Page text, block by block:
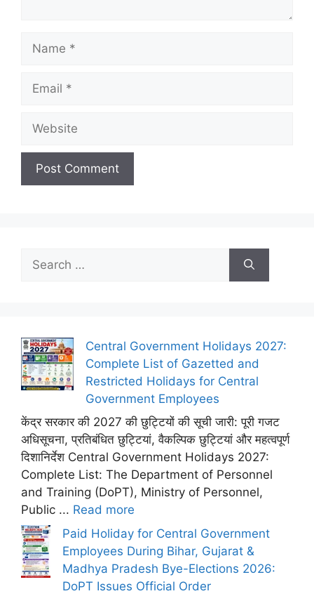
for:
Central Government Holidays 2027:
Complete List of Gazetted and
Restricted Holidays for Central
Government Employees
केंद्र सरकार की 2027 की छुट्टियों की सूची जारी: पूरी गजट
अधिसूचना, प्रतिबंधित छुट्टियां, वैकल्पिक छुट्टियां और महत्वपूर्ण
दिशानिर्देश Central Government Holidays 2027:
Complete List: The Department of Personnel
and Training (DoPT), Ministry of Personnel,
Public ... Read more
Paid Holiday for Central Government
Employees During Bihar, Gujarat &
Madhya Pradesh Bye-Elections 2026:
DoPT Issues Official Order